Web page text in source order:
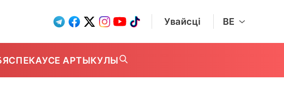
Увайсці BE
УСЕ АРТЫКУЛЫ